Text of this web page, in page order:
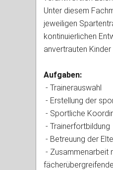
Unter diesem
jeweiligen
kontinuierlichen
anvertrauten
Aufgaben:
- Trainerauswahl
- Erstellung der
- Sportliche
- Trainerfortbildung
- Betreuung der
- Zusammenarbeit